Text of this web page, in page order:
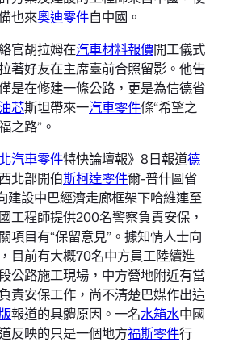
也來奧迪零件自中國。
官胡拉姆在汽車材料報價開工儀式
著好友在主席臺前合照留影。他告
是在修建一條公路，更是為信德省
芯斯坦帶來一汽車零件條“希望之
之路”。
汽車零件特快論壇報》8日報道德
北部開伯斯柯達零件爾-普什圖省
建設中巴經濟走廊框架下哈維連至
工程師提供200名警察負責安保，
項目有“保留意見”。據知情人士向
目前有大概70名中方員工陸續進
公路施工現場，中方營地附近有當
責安保工作，尚不清楚巴媒作出這
報道的具體原因。一名水箱水中國
反映的只是一個地方福斯零件行